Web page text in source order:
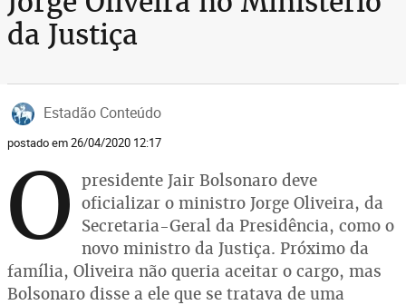
da Justiça
Estadão Conteúdo
postado em 26/04/2020 12:17
O presidente Jair Bolsonaro deve
oficializar o ministro Jorge Oliveira, da
Secretaria-Geral da Presidência, como o
novo ministro da Justiça. Próximo da
família, Oliveira não queria aceitar o cargo, mas
Bolsonaro disse a ele que se tratava de uma